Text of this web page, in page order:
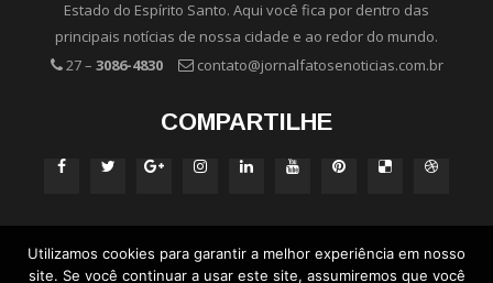
Estado do Espírito Santo. Aqui você fica por dentro das
principais notícias de nossa cidade e ao redor do mundo.
27 – 3086-4830 contato@jornalfatosenoticias.com.br
COMPARTILHE
Utilizamos cookies para garantir a melhor experiência em nosso
site. Se você continuar a usar este site, assumiremos que você